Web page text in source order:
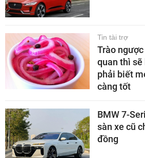
Tin tài trợ
Trào
quan thì
phải biết
càng tốt
BMW 7-
sàn xe cũ
đồng